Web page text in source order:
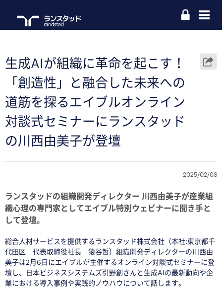
生成AIが組織に革命を起こす！
「創造性」と融合した未来への
道筋を探るエイブルオンライン
対談式セミナーにランスタッド
の川西由美子が登壇
2025/02/03
ランスタッドの組織開発ディレクター 川西由美子が産業組
織心理の専門家としてエイブル特別ウェビナーに聞き手と
して登壇。
総合人材サービスを提供するランスタッド株式会社（本社:東京都千
代田区 代表取締役社長 猿谷哲）組織開発ディレクターの川西由
美子は2月6日にエイブルが主催するオンライン対談式セミナーに登
壇し、日本ビジネスシステムズ引野創さんと生成AIの最新動向や企
業における導入事例や実践的ノウハウについて話します。